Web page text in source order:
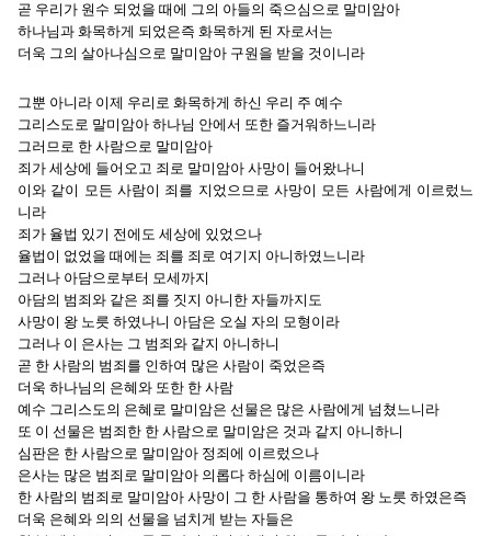
곧 우리가 원수 되었을 때에 그의 아들의 죽으심으로 말미암아
하나님과 화목하게 되었은즉 화목하게 된 자로서는
더욱 그의 살아나심으로 말미암아 구원을 받을 것이니라
그뿐 아니라 이제 우리로 화목하게 하신 우리 주 예수
그리스도로 말미암아 하나님 안에서 또한 즐거워하느니라
그러므로 한 사람으로 말미암아
죄가 세상에 들어오고 죄로 말미암아 사망이 들어왔나니
이와 같이 모든 사람이 죄를 지었으므로 사망이 모든 사람에게 이르렀느
니라
죄가 율법 있기 전에도 세상에 있었으나
율법이 없었을 때에는 죄를 죄로 여기지 아니하였느니라
그러나 아담으로부터 모세까지
아담의 범죄와 같은 죄를 짓지 아니한 자들까지도
사망이 왕 노릇 하였나니 아담은 오실 자의 모형이라
그러나 이 은사는 그 범죄와 같지 아니하니
곧 한 사람의 범죄를 인하여 많은 사람이 죽었은즉
더욱 하나님의 은혜와 또한 한 사람
예수 그리스도의 은혜로 말미암은 선물은 많은 사람에게 넘쳤느니라
또 이 선물은 범죄한 한 사람으로 말미암은 것과 같지 아니하니
심판은 한 사람으로 말미암아 정죄에 이르렀으나
은사는 많은 범죄로 말미암아 의롭다 하심에 이름이니라
한 사람의 범죄로 말미암아 사망이 그 한 사람을 통하여 왕 노릇 하였은즉
더욱 은혜와 의의 선물을 넘치게 받는 자들은